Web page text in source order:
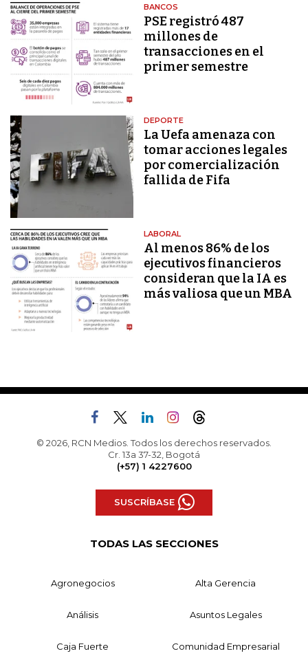
BANCOS
PSE registró 487
millones de
transacciones en el
primer semestre
DEPORTE
La Uefa amenaza con
tomar acciones legales
por comercialización
fallida de Fifa
LABORAL
Al menos 86% de los
ejecutivos financieros
consideran que la IA es
más valiosa que un MBA
© 2026, RCN Medios. Todos los derechos reservados.
Cr. 13a 37-32, Bogotá
(+57) 1 4227600
SUSCRÍBASE
TODAS LAS SECCIONES
Agronegocios Alta Gerencia
Análisis Asuntos Legales
Caja Fuerte Comunidad Empresarial